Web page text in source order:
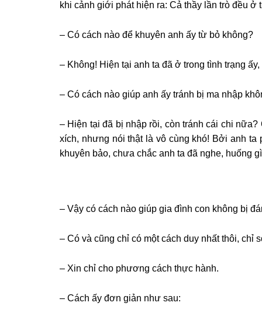
khi cảnh giới phát hiện ra: Cả thầy lần trò đều ở
– Có cách nào để khuyên anh ấy từ bỏ không?
– Không! Hiện tại anh ta đã ở trong tình trạng
– Có cách nào giúp anh ấy tránh bị ma nhập
– Hiện tại đã bị nhập rồi, còn tránh cái chi
xích, nhưng nói thật là vô cùng khó! Bởi anh ta
khuyên bảo, chưa chắc anh ta đã nghe, huống
– Vậy có cách nào giúp gia đình con không bị
– Có và cũng chỉ có một cách duy nhất thôi, chỉ
– Xin chỉ cho phương cách thực hành.
– Cách ấy đơn giản như sau: